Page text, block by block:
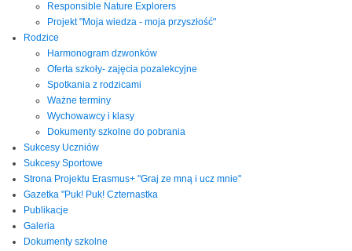
Responsible Nature Explorers
Projekt "Moja wiedza - moja przyszłość"
Rodzice
Harmonogram dzwonków
Oferta szkoły- zajęcia pozalekcyjne
Spotkania z rodzicami
Ważne terminy
Wychowawcy i klasy
Dokumenty szkolne do pobrania
Sukcesy Uczniów
Sukcesy Sportowe
Strona Projektu Erasmus+ "Graj ze mną i ucz mnie"
Gazetka "Puk! Puk! Czternastka
Publikacje
Galeria
Dokumenty szkolne